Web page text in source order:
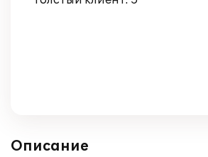
Описание